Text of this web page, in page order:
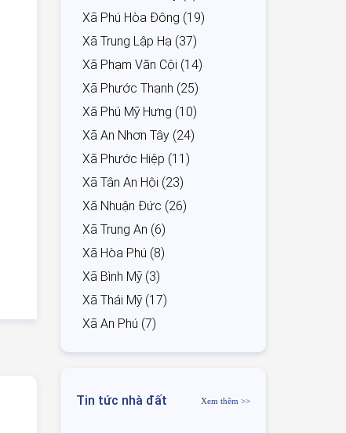
Xã Phú Hòa Đông (19)
Xã Trung Lập Hạ (37)
Xã Phạm Văn Cội (14)
Xã Phước Thạnh (25)
Xã Phú Mỹ Hưng (10)
Xã An Nhơn Tây (24)
Xã Phước Hiệp (11)
Xã Tân An Hội (23)
Xã Nhuận Đức (26)
Xã Trung An (6)
Xã Hòa Phú (8)
Xã Bình Mỹ (3)
Xã Thái Mỹ (17)
Xã An Phú (7)
Tin tức nhà đất Xem thêm >>